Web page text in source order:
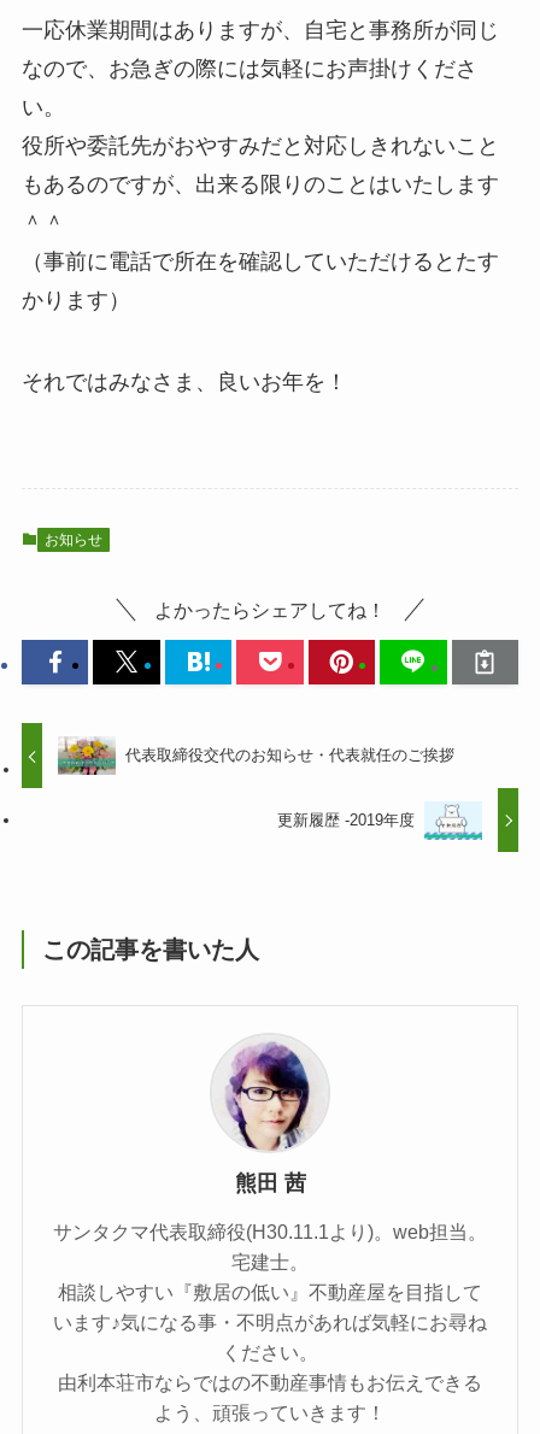
一応休業期間はありますが、自宅と事務所が同じ
なので、お急ぎの際には気軽にお声掛けくださ
い。
役所や委託先がおやすみだと対応しきれないこと
もあるのですが、出来る限りのことはいたします
＾＾
（事前に電話で所在を確認していただけるとたす
かります）
それではみなさま、良いお年を！
お知らせ
よかったらシェアしてね！
代表取締役交代のお知らせ・代表就任のご挨拶
更新履歴 -2019年度
この記事を書いた人
熊田 茜
サンタクマ代表取締役(H30.11.1より)。web担当。
宅建士。
相談しやすい『敷居の低い』不動産屋を目指して
います♪気になる事・不明点があれば気軽にお尋ね
ください。
由利本荘市ならではの不動産事情もお伝えできる
よう、頑張っていきます！